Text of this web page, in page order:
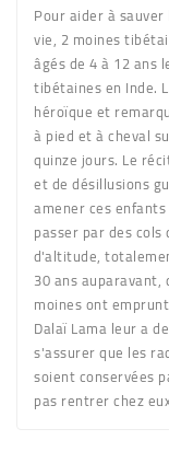
Pour aider à
vie, 2 moines
âgés de 4 à 12 ans
tibétaines en Inde.
héroïque et
à pied et à cheval
quinze jours. Le
et de désillusions
amener ces
passer par des
d'altitude,
30 ans
moines ont
Dalaï Lama leur a
s'assurer que les
soient conservées
pas rentrer chez